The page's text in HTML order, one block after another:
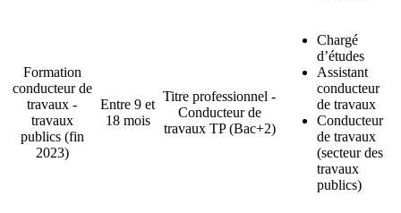
Formation
conducteur de
travaux -
travaux
publics (fin
2023)
Entre 9 et
18 mois
Titre professionnel -
Conducteur de
travaux TP (Bac+2)
Chargé
d’études
Assistant
conducteur
de travaux
Conducteur
de travaux
(secteur des
travaux
publics)